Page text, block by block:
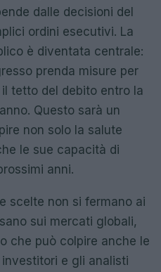
dalle decisioni del
ordini esecutivi. La
è diventata centrale:
prenda misure per
tetto del debito entro la
Questo sarà un
non solo la salute
le sue capacità di
anni.
scelte non si fermano ai
sui mercati globali,
che può colpire anche le
e gli analisti